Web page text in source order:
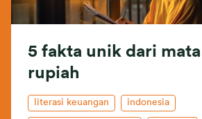
5 fakta unik dari
rupiah
literasi keuangan indonesia